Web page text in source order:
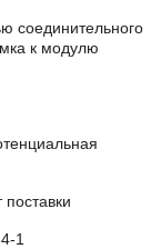
соединительного
к модулю
1